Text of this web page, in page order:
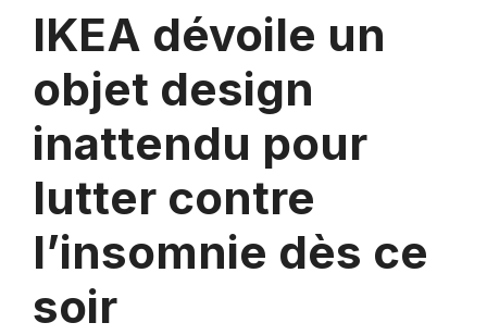
IKEA dévoile un
objet design
inattendu pour
lutter contre
l’insomnie dès ce
soir